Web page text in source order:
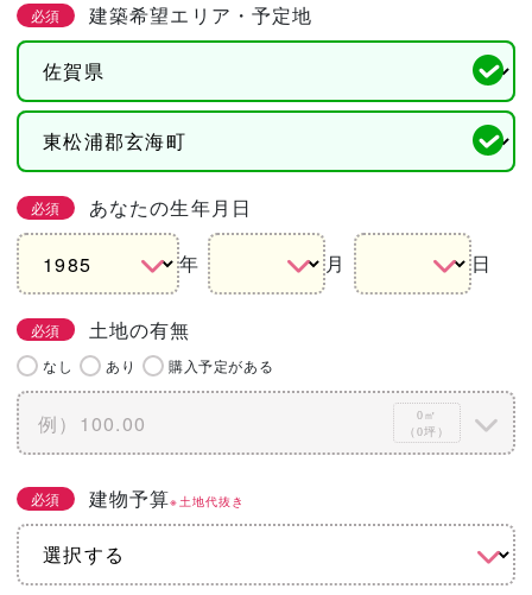
必須 建築希望エリア・予定地
必須 あなたの生年月日
年 月 日
必須 土地の有無
なし あり 購入予定がある
0㎡
（0坪）
必須 建物予算※土地代抜き